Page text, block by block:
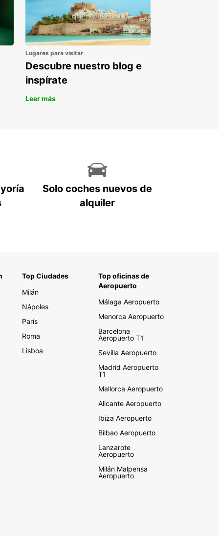
Lugares para visitar
Descubre nuestro blog e
inspírate
Leer más
Solo coches nuevos de
alquiler
Top Ciudades
Milán
Nápoles
París
Roma
Lisboa
Top oficinas de
Aeropuerto
Málaga Aeropuerto
Menorca Aeropuerto
Barcelona
Aeropuerto T1
Sevilla Aeropuerto
Madrid Aeropuerto
T1
Mallorca Aeropuerto
Alicante Aeropuerto
Ibiza Aeropuerto
Bilbao Aeropuerto
Lanzarote
Aeropuerto
Milán Malpensa
Aeropuerto